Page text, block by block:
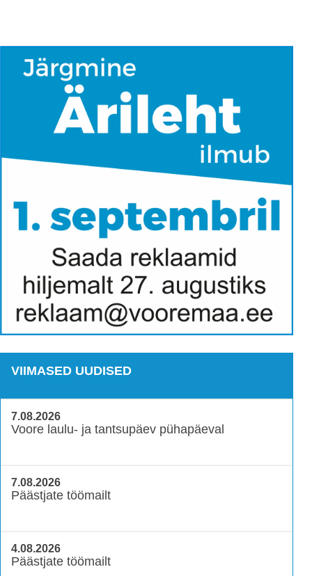
VIIMASED UUDISED
7.08.2026
Voore laulu- ja tantsupäev pühapäeval
7.08.2026
Päästjate töömailt
4.08.2026
Päästjate töömailt